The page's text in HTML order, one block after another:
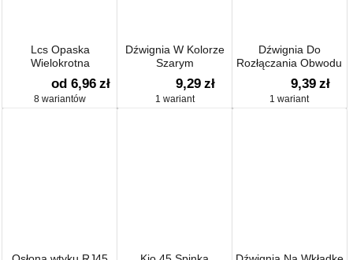
Lcs Opaska
Wielokrotna
od 6,96 zł
8 wariantów
Dźwignia W Kolorze
Szarym
9,29 zł
1 wariant
Dźwignia Do
Rozłączania Obwodu
Neutralnego
9,39 zł
1 wariant